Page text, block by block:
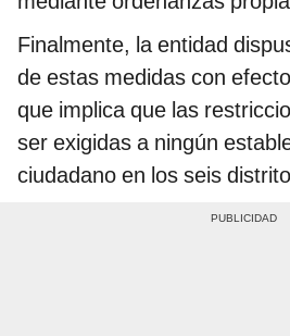
Finalmente, la entidad
de estas medidas con
que implica que las
ser exigidas a ningún
ciudadano en los seis